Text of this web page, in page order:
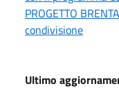
PROGETTO
condivisione
Ultimo